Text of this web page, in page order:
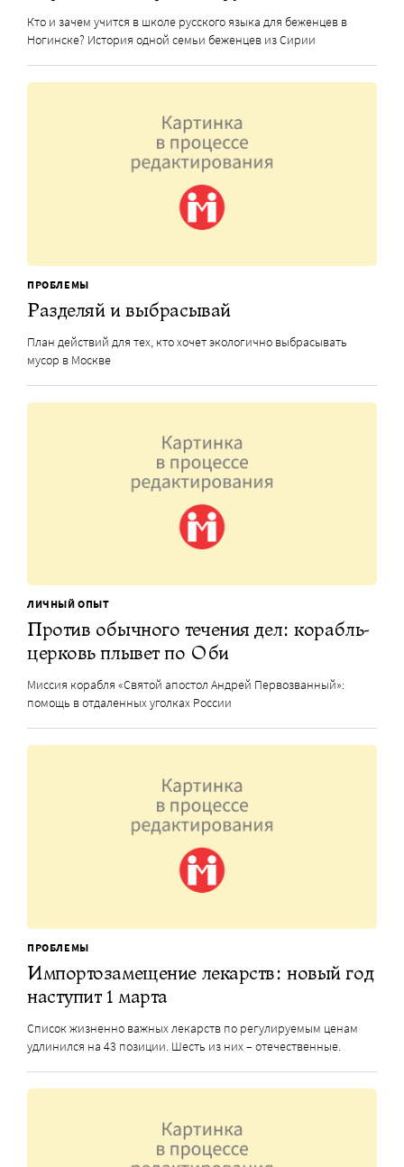
Кто и зачем учится в школе русского языка для беженцев в
Ногинске? История одной семьи беженцев из Сирии
ПРОБЛЕМЫ
Разделяй и выбрасывай
План действий для тех, кто хочет экологично выбрасывать
мусор в Москве
ЛИЧНЫЙ ОПЫТ
Против обычного течения дел: корабль-
церковь плывет по Оби
Миссия корабля «Святой апостол Андрей Первозванный»:
помощь в отдаленных уголках России
ПРОБЛЕМЫ
Импортозамещение лекарств: новый год
наступит 1 марта
Список жизненно важных лекарств по регулируемым ценам
удлинился на 43 позиции. Шесть из них – отечественные.